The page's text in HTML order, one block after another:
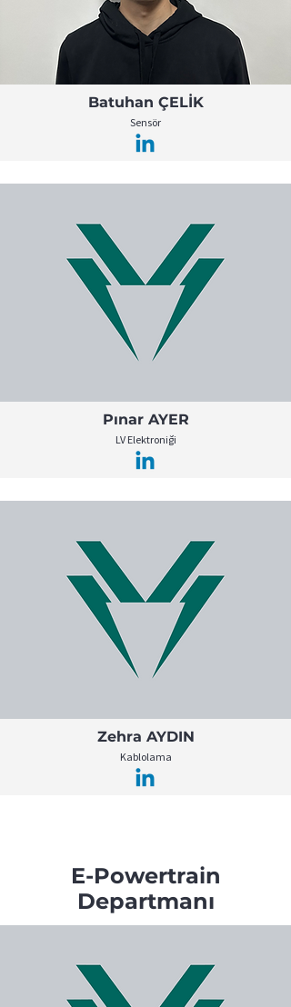
Batuhan ÇELİK
Sensör
Pınar AYER
LV Elektroniği
Zehra AYDIN
Kablolama
E-Powertrain
Departmanı